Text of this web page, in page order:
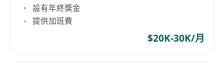
estate investment strategy aims at providing
premium commercial spaces and stable rental
stream for the group. Additionally, the group
設有年終獎金
提供加班費
$20K-30K/月